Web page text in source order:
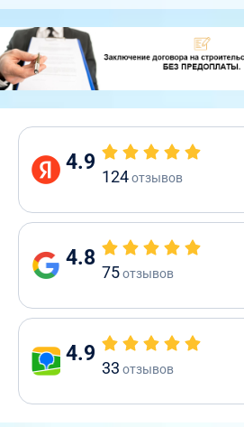
4.9
124отзывов
4.8
75отзывов
4.9
33 отзывов